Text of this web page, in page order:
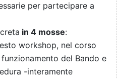
per partecipare a
in 4 mosse:
workshop, nel corso
del Bando e
-interamente